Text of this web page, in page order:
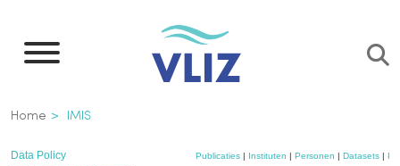
naar
inhoud
gaan
Kruimelpad
Home IMIS
Data Policy Publicaties| Instituten | Personen | Datasets|